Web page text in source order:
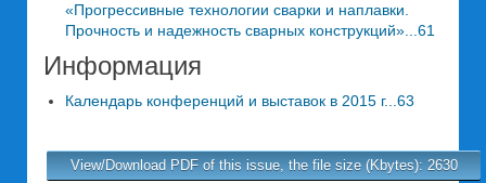
«Прогрессивные технологии сварки и наплавки.
Прочность и надежность сварных конструкций»...61
Информация
Календарь конференций и выставок в 2015 г...63
View/Download PDF of this issue, the file size (Kbytes): 2630